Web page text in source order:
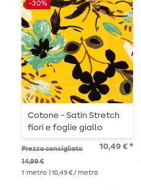
-30%
Cotone - Satin Stretch
fiori e foglie giallo
Prezzo consigliato
14,99 €
10,49 € *
1 metro | 10,49 € / metro